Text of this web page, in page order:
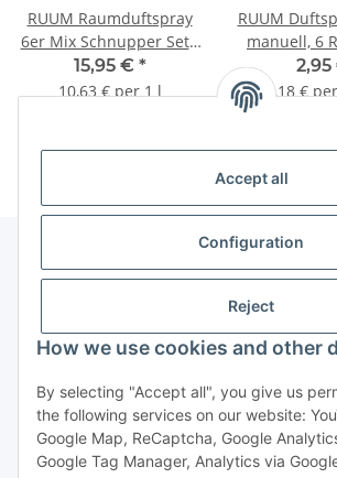
Accept all
Configuration
Reject
How we use cookies and other
By selecting "Accept all", you give us
the following services on our website:
Google Map, ReCaptcha, Google
Google Tag Manager, Analytics via
RUUM Raumduftspray
6er Mix Schnupper Set -
6 Düfte, Lufterfrischer je
250ml
15,95 € *
10,63 € per 1 l
RUUM
manuell, 6
zur
1,18 €
Withdraw contract